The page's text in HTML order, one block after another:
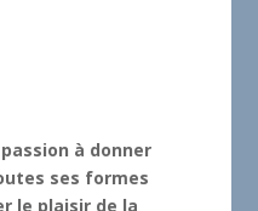
à donner
ses formes
le plaisir de la